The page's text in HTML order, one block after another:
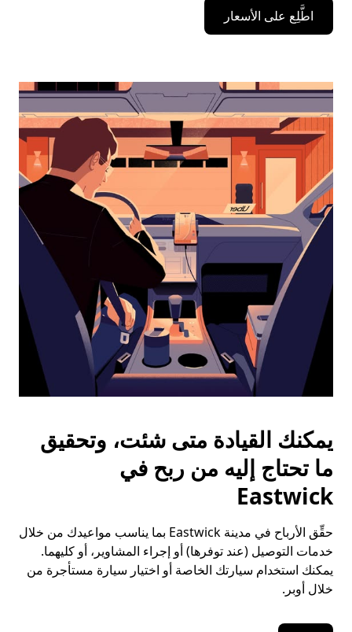
اضغط
على
مفتاح
للأسفل
لاستخدام
التقويم
التاريخ.
اضغط
على
زر
الخروج
لإغلاق
التقويم.
اطَّلِع على الأسعار
يمكنك القيادة متى شئت، وتحقيق
ما تحتاج إليه من ربح في
Eastwick
حقِّق الأرباح في مدينة Eastwick بما يناسب مواعيدك من خلال
خدمات التوصيل (عند توفرها) أو إجراء المشاوير، أو كليهما.
يمكنك استخدام سيارتك الخاصة أو اختيار سيارة مستأجرة من
خلال أوبر.